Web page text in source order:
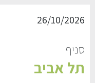
26/10/2026
סניף
תל אביב